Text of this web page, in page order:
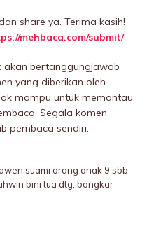
share ya. Terima kasih!
mehbaca.com/submit/
akan bertanggungjawab
yang diberikan oleh
mampu untuk memantau
Segala komen
pembaca sendiri.
suami orang anak 9 sbb
bini tua dtg, bongkar